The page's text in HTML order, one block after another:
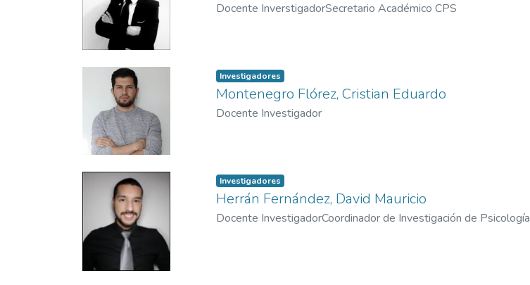
Docente InverstigadorSecretario Académico CPS
Investigadores
Montenegro Flórez, Cristian Eduardo
Docente Investigador
Investigadores
Herrán Fernández, David Mauricio
Docente InvestigadorCoordinador de Investigación de Psicología